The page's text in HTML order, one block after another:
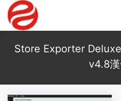
Store Exporter
v4.8